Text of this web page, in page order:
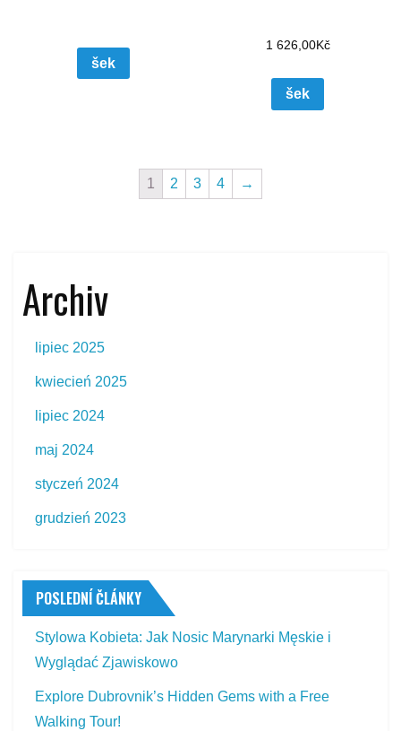
šek
1 626,00Kč
šek
1 2 3 4 →
Archiv
lipiec 2025
kwiecień 2025
lipiec 2024
maj 2024
styczeń 2024
grudzień 2023
POSLEDNÍ ČLÁNKY
Stylowa Kobieta: Jak Nosic Marynarki Męskie i
Wyglądać Zjawiskowo
Explore Dubrovnik’s Hidden Gems with a Free
Walking Tour!